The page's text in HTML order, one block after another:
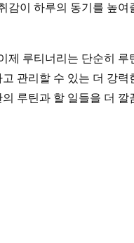
감이 하루의 동기를 높여
제 루티너리는 단순히 루
관리할 수 있는 더 강력
루틴과 할 일들을 더 깔